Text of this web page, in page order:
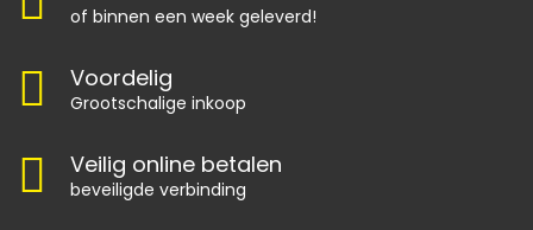
of binnen een week geleverd!
Voordelig
Grootschalige inkoop
Veilig online betalen
beveiligde verbinding